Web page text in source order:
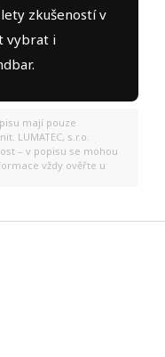
zkušeností v
vybrat i
mají pouze
LUMATEC, s.r.o.
– v popisu se mohou
vždy ověřte u